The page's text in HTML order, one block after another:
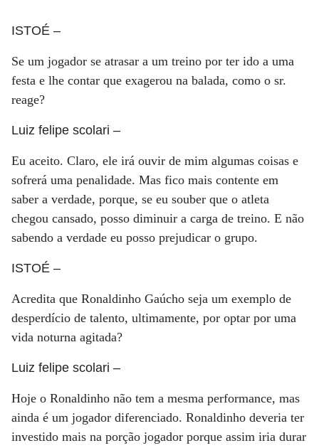
ISTOÉ –
Se um jogador se atrasar a um treino por ter ido a uma
festa e lhe contar que exagerou na balada, como o sr.
reage?
Luiz felipe scolari –
Eu aceito. Claro, ele irá ouvir de mim algumas coisas e
sofrerá uma penalidade. Mas fico mais contente em
saber a verdade, porque, se eu souber que o atleta
chegou cansado, posso diminuir a carga de treino. E não
sabendo a verdade eu posso prejudicar o grupo.
ISTOÉ –
Acredita que Ronaldinho Gaúcho seja um exemplo de
desperdício de talento, ultimamente, por optar por uma
vida noturna agitada?
Luiz felipe scolari –
Hoje o Ronaldinho não tem a mesma performance, mas
ainda é um jogador diferenciado. Ronaldinho deveria ter
investido mais na porção jogador porque assim iria durar